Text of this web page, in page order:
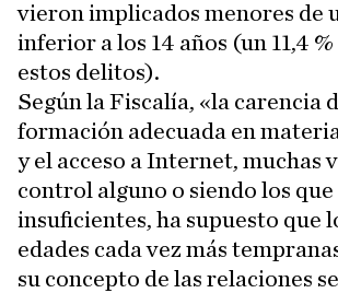
vieron implicados menores de
inferior a los 14 años (un 11,4
estos delitos).
Según la Fiscalía, «la carencia
formación adecuada en
y el acceso a Internet, muchas
control alguno o siendo los que
insuficientes, ha supuesto que
edades cada vez más
su concepto de las relaciones